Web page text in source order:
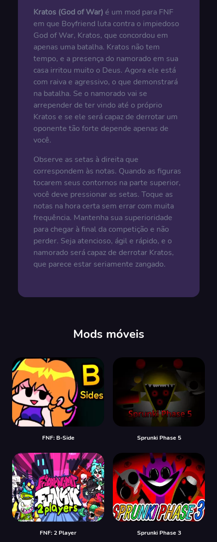
Kratos (God of War) é um mod para FNF
em que Boyfriend luta contra o impiedoso
God of War, Kratos, que concordou em
apenas uma batalha. Kratos não tem
tempo, e a presença do namorado em sua
casa irritou muito o Deus. Agora ele está
com raiva e agressivo, o que demonstrará
na batalha. Se o namorado vai se
arrepender de ter vindo até o próprio
Kratos e se ele será capaz de derrotar um
oponente tão forte depende apenas de
você.
Observe as setas à direita que
correspondem às notas. Quando as figuras
tocarem seus contornos na parte superior,
você deve pressionar as setas. Toque as
notas na hora certa sem errar com muita
frequência. Mantenha sua superioridade
para chegar à final da competição e não
perder. Seja atencioso, ágil e rápido, e o
namorado será capaz de derrotar Kratos,
que parece estar seriamente zangado.
Mods móveis
FNF: B-Side Sprunki Phase 5
FNF: 2 Player Sprunki Phase 3